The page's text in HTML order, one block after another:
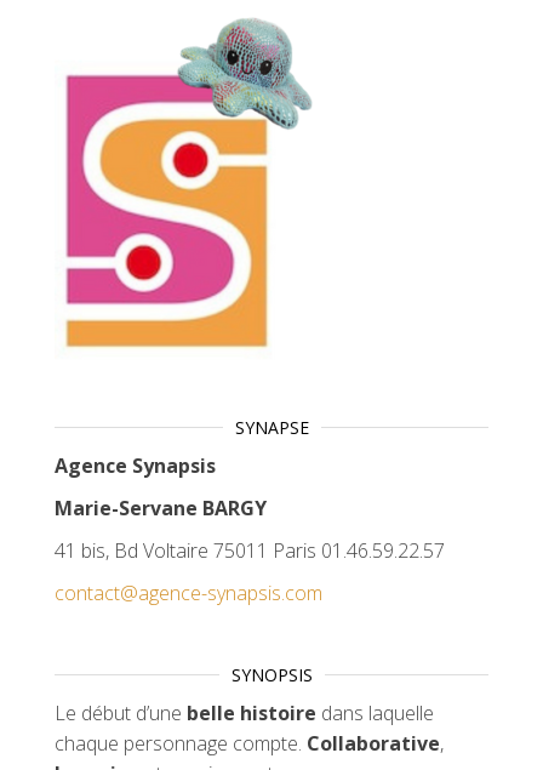
SYNAPSE
Agence Synapsis
Marie-Servane BARGY
41 bis, Bd Voltaire 75011 Paris 01.46.59.22.57
contact@agence-synapsis.com
SYNOPSIS
Le début d’une belle histoire dans laquelle
chaque personnage compte. Collaborative,